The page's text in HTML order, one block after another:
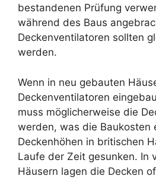
bestandenen Prüfung
während des Baus
Deckenventilatoren sollten
werden.
Wenn in neu gebauten
Deckenventilatoren
muss möglicherweise die
werden, was die Baukosten
Deckenhöhen in britischen
Laufe der Zeit gesunken. In
Häusern lagen die Decken